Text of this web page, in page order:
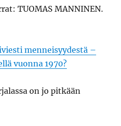
TUOMAS MANNINEN.
menneisyydestä –
vuonna 1970?
on jo pitkään